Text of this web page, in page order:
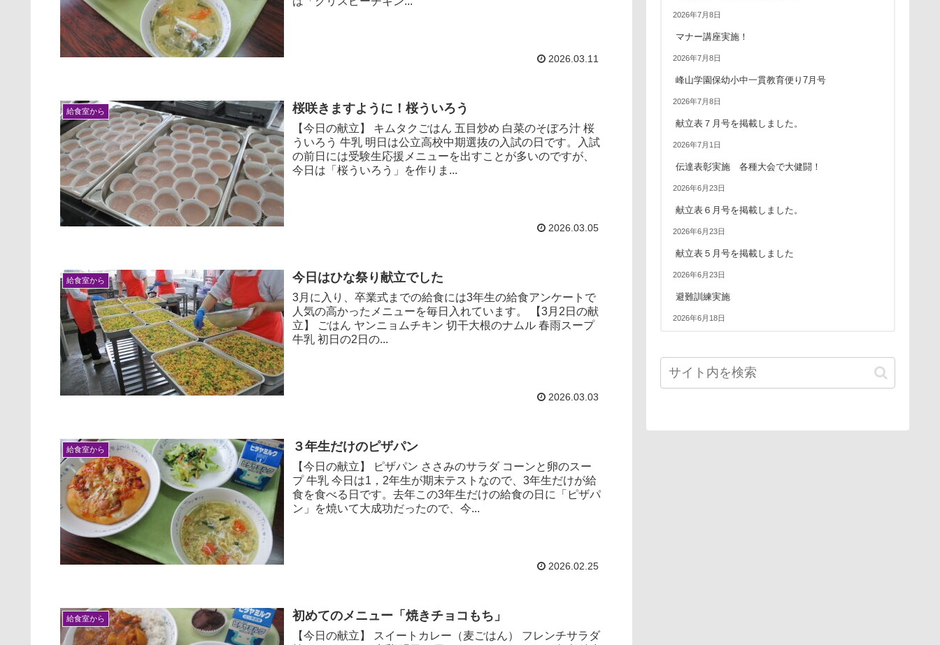
2026.03.11
給食室から 桜咲きますように！桜ういろう
【今日の献立】 キムタクごはん 五目炒め 白菜のそぼろ汁 桜
ういろう 牛乳 明日は公立高校中期選抜の入試の日です。入試
の前日には受験生応援メニューを出すことが多いのですが、
今日は「桜ういろう」を作りま...
2026.03.05
給食室から 今日はひな祭り献立でした
3月に入り、卒業式までの給食には3年生の給食アンケートで
人気の高かったメニューを毎日入れています。 【3月2日の献
立】 ごはん ヤンニョムチキン 切干大根のナムル 春雨スープ
牛乳 初日の2日の...
2026.03.03
給食室から ３年生だけのピザパン
【今日の献立】 ピザパン ささみのサラダ コーンと卵のスー
プ 牛乳 今日は1，2年生が期末テストなので、3年生だけが給
食を食べる日です。去年この3年生だけの給食の日に「ピザパ
ン」を焼いて大成功だったので、今...
2026.02.25
給食室から 初めてのメニュー「焼きチョコもち」
【今日の献立】 スイートカレー（麦ごはん） フレンチサラダ
2026年7月8日
マナー講座実施！
2026年7月8日
峰山学園保幼小中一貫教育便り7月号
2026年7月8日
献立表７月号を掲載しました。
2026年7月1日
伝達表彰実施 各種大会で大健闘！
2026年6月23日
献立表６月号を掲載しました。
2026年6月23日
献立表５月号を掲載しました
2026年6月23日
避難訓練実施
2026年6月18日